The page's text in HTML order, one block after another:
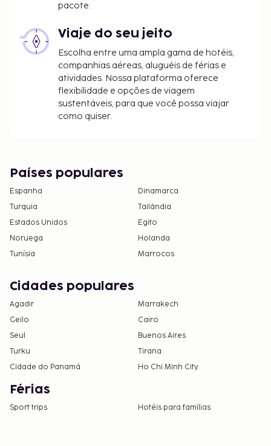
pacote.
Viaje do seu jeito
Escolha entre uma ampla gama de hotéis,
companhias aéreas, aluguéis de férias e
atividades. Nossa plataforma oferece
flexibilidade e opções de viagem
sustentáveis, para que você possa viajar
como quiser.
Países populares
Espanha
Dinamarca
Turquia
Tailândia
Estados Unidos
Egito
Noruega
Holanda
Tunísia
Marrocos
Cidades populares
Agadir
Marrakech
Geilo
Cairo
Seul
Buenos Aires
Turku
Tirana
Cidade do Panamá
Ho Chi Minh City
Férias
Sport trips Hotéis para famílias